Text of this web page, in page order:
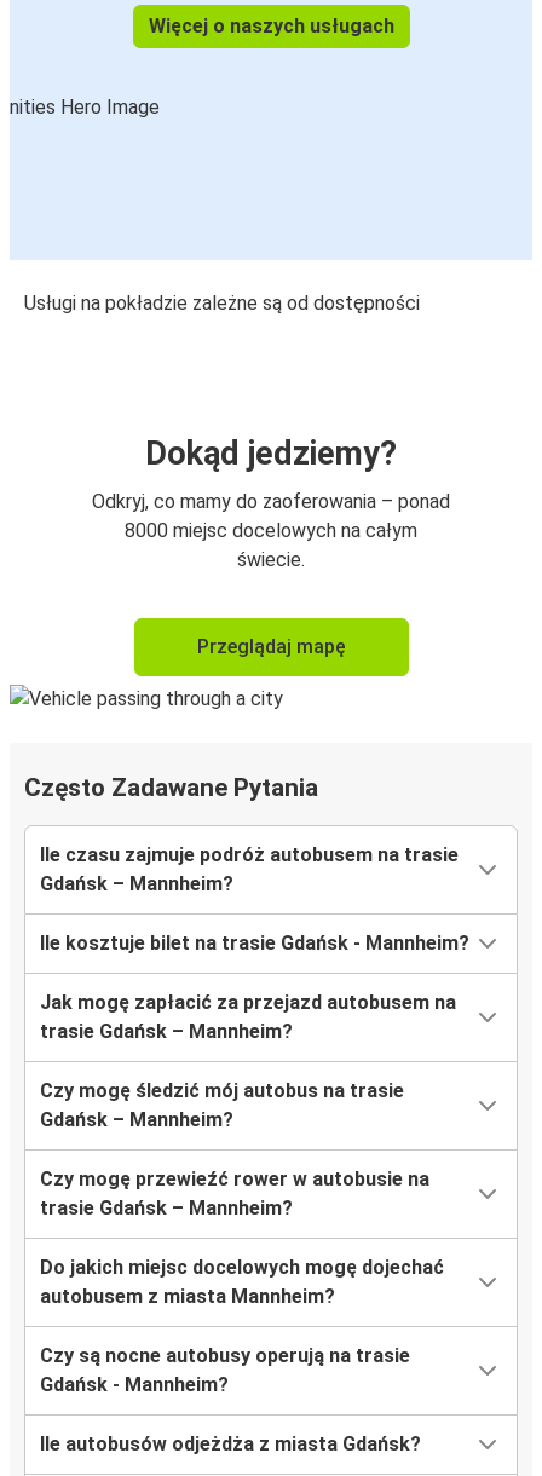
Więcej o naszych usługach
Usługi na pokładzie zależne są od dostępności
Dokąd jedziemy?
Odkryj, co mamy do zaoferowania – ponad
8000 miejsc docelowych na całym
świecie.
Przeglądaj mapę
Często Zadawane Pytania
Ile czasu zajmuje podróż autobusem na trasie
Gdańsk – Mannheim?
Ile kosztuje bilet na trasie Gdańsk - Mannheim?
Jak mogę zapłacić za przejazd autobusem na
trasie Gdańsk – Mannheim?
Czy mogę śledzić mój autobus na trasie
Gdańsk – Mannheim?
Czy mogę przewieźć rower w autobusie na
trasie Gdańsk – Mannheim?
Do jakich miejsc docelowych mogę dojechać
autobusem z miasta Mannheim?
Czy są nocne autobusy operują na trasie
Gdańsk - Mannheim?
Ile autobusów odjeżdża z miasta Gdańsk?